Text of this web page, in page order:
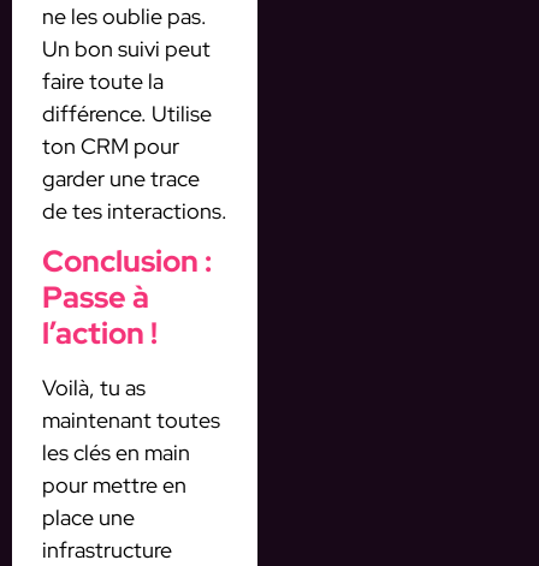
ne les oublie pas.
Un bon suivi peut
faire toute la
différence. Utilise
ton CRM pour
garder une trace
de tes interactions.
Conclusion :
Passe à
l’action !
Voilà, tu as
maintenant toutes
les clés en main
pour mettre en
place une
infrastructure